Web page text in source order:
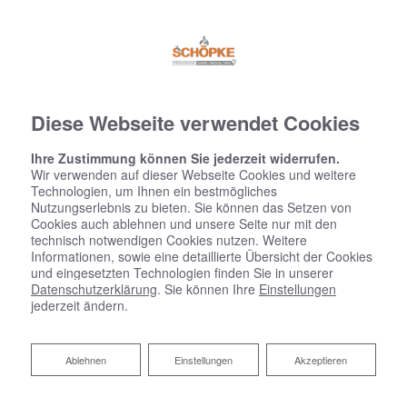
Diese Webseite verwendet Cookies
Ihre Zustimmung können Sie jederzeit widerrufen.
Wir verwenden auf dieser Webseite Cookies und weitere
Technologien, um Ihnen ein bestmögliches
Nutzungserlebnis zu bieten. Sie können das Setzen von
Cookies auch ablehnen und unsere Seite nur mit den
technisch notwendigen Cookies nutzen. Weitere
Informationen, sowie eine detaillierte Übersicht der Cookies
und eingesetzten Technologien finden Sie in unserer
Datenschutzerklärung. Sie können Ihre Einstellungen
jederzeit ändern.
Akzeptieren
Einstellungen
Ablehnen
Ablehnen